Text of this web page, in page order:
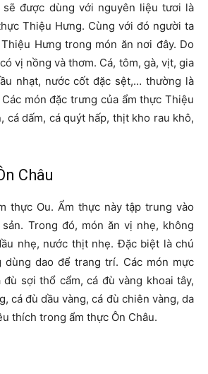
sẽ được dùng với nguyên liệu tươi là
Thiệu Hưng. Cùng với đó người ta
Hưng trong món ăn nơi đây. Do
vị nồng và thơm. Cá, tôm, gà, vịt, gia
nhạt, nước cốt đặc sệt,… thường là
món đặc trưng của ẩm thực Thiệu
cá dấm, cá quýt hấp, thịt kho rau khô,
Châu
thực Ou. Ẩm thực này tập trung vào
Trong đó, món ăn vị nhẹ, không
nhẹ, nước thịt nhẹ. Đặc biệt là chú
dùng dao để trang trí. Các món mực
đù sợi thổ cẩm, cá đù vàng khoai tây,
cá đù dầu vàng, cá đù chiên vàng, da
thích trong ẩm thực Ôn Châu.